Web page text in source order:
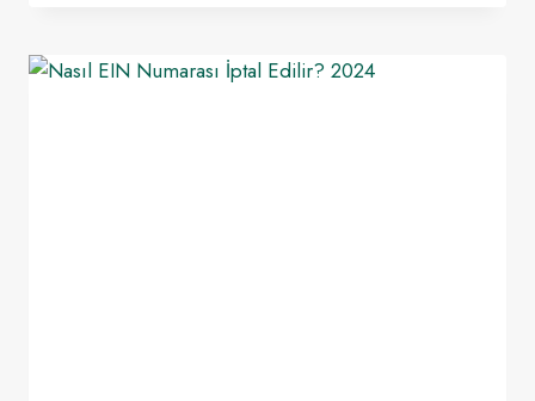
PAKETLERININ
ÖZELLIKLERI